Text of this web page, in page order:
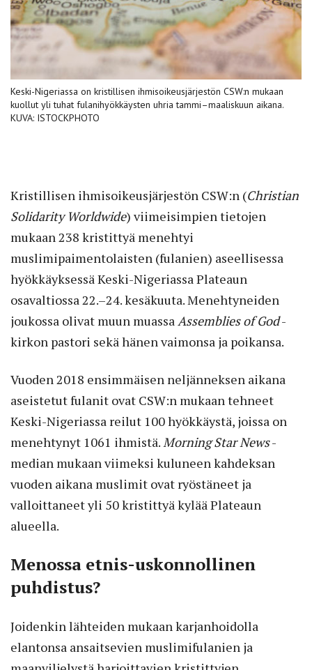
Keski-Nigeriassa on kristillisen ihmisoikeusjärjestön CSW:n mukaan
kuollut yli tuhat fulanihyökkäysten uhria tammi–maaliskuun aikana.
KUVA: ISTOCKPHOTO
Kristillisen ihmisoikeusjärjestön CSW:n (Christian
Solidarity Worldwide) viimeisimpien tietojen
mukaan 238 kristittyä menehtyi
muslimipaimentolaisten (fulanien) aseellisessa
hyökkäyksessä Keski-Nigeriassa Plateaun
osavaltiossa 22.–24. kesäkuuta. Menehtyneiden
joukossa olivat muun muassaAssemblies of God-
kirkon pastori sekä hänen vaimonsa ja poikansa.
Vuoden 2018 ensimmäisen neljänneksen aikana
aseistetut fulanit ovat CSW:n mukaan tehneet
Keski-Nigeriassa reilut 100 hyökkäystä, joissa on
menehtynyt 1061 ihmistä.Morning Star News-
median mukaan viimeksi kuluneen kahdeksan
vuoden aikana muslimit ovat ryöstäneet ja
valloittaneet yli 50 kristittyä kylää Plateaun
alueella.
Menossa etnis-uskonnollinen
puhdistus?
Joidenkin lähteiden mukaan karjanhoidolla
elantonsa ansaitsevien muslimifulanien ja